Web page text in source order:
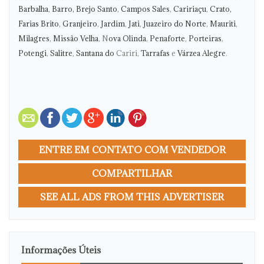
Barbalha, Barro, Brejo Santo, Campos Sales, Caririaçu, Crato,
Farias Brito, Granjeiro, Jardim, Jati, Juazeiro do Norte, Mauriti,
Milagres, Missão Velha, Nova Olinda, Penaforte, Porteiras,
Potengi, Salitre, Santana do Cariri, Tarrafas eVárzea Alegre.
ENTRE EM CONTATO COM VENDEDOR
COMPARTILHAR
SEE ALL ADS FROM THIS ADVERTISER
Informações Úteis